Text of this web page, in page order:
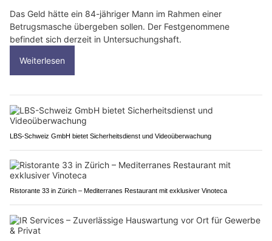
Das Geld hätte ein 84-jähriger Mann im Rahmen einer
Betrugsmasche übergeben sollen. Der Festgenommene
befindet sich derzeit in Untersuchungshaft.
Weiterlesen
LBS-Schweiz GmbH bietet Sicherheitsdienst und Videoüberwachung
Ristorante 33 in Zürich – Mediterranes Restaurant mit exklusiver Vinoteca